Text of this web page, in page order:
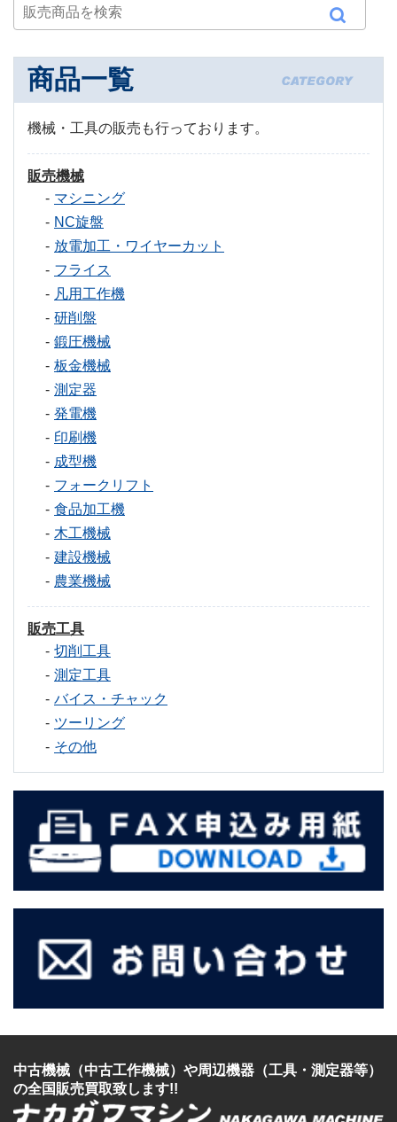
商品一覧
機械・工具の販売も行っております。
販売機械
マシニング
NC旋盤
放電加工・ワイヤーカット
フライス
凡用工作機
研削盤
鍛圧機械
板金機械
測定器
発電機
印刷機
成型機
フォークリフト
食品加工機
木工機械
建設機械
農業機械
販売工具
切削工具
測定工具
バイス・チャック
ツーリング
その他
中古機械（中古工作機械） や周辺機器（工具・測定器等）
の全国販売買取致します!!